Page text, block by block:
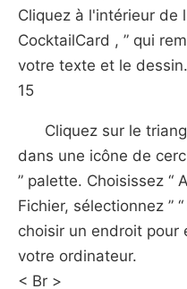
Cliquez à l'intérieur de
CocktailCard , ” qui
votre texte et le dessin.
15
Cliquez sur le
dans une icône de
” palette. Choisissez “
Fichier, sélectionnez ”
choisir un endroit pour
votre ordinateur.
< Br >